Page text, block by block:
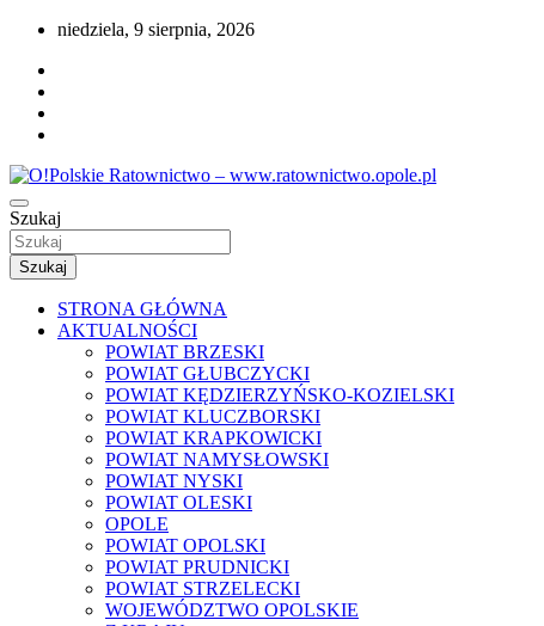
Przejdź
treści
niedziela, 9 sierpnia, 2026
O!Polskie Ratownictwo –
Portal opolskiego i polskiego ratownictwa.
Szukaj
Szukaj
STRONA GŁÓWNA
AKTUALNOŚCI
POWIAT BRZESKI
POWIAT GŁUBCZYCKI
POWIAT KĘDZIERZYŃSKO-KOZIELSKI
POWIAT KLUCZBORSKI
POWIAT KRAPKOWICKI
POWIAT NAMYSŁOWSKI
POWIAT NYSKI
POWIAT OLESKI
OPOLE
POWIAT OPOLSKI
POWIAT PRUDNICKI
POWIAT STRZELECKI
WOJEWÓDZTWO OPOLSKIE